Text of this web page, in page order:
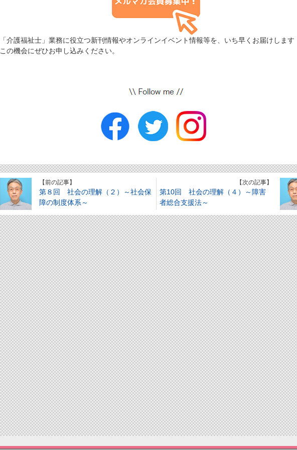
「介護福祉士」業務に役立つ新刊情報やオンラインイベント情報等を、いち早くお届けしま
この機会にぜひお申し込みください。
【前の記事】
第８回 社会の理解（２）～社会保
障の制度体系～
【次の記事】
第10回 社会の理解（４）～障害
者総合支援法～